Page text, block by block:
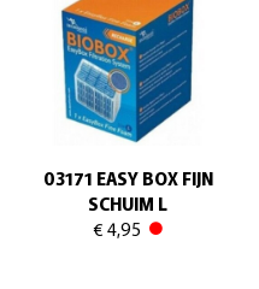
03171 EASY BOX FIJN
SCHUIM L
€ 4,95